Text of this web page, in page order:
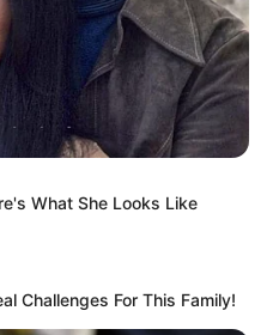
100% επιτυχία.
κάνεις πιο μαλακό το
είναι ένα ακτινίδιο.
What She Looks Like
Challenges For This Family!